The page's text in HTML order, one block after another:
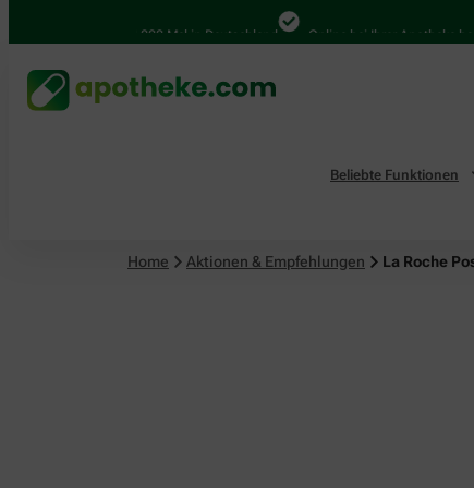
4.000 Mal in Deutschland Online bei Ihrer Apotheke bestellen
Beliebte Funktionen
Home Aktionen & Empfehlungen La Roche